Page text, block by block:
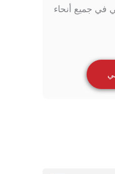
بروكسي في جميع أنحاء